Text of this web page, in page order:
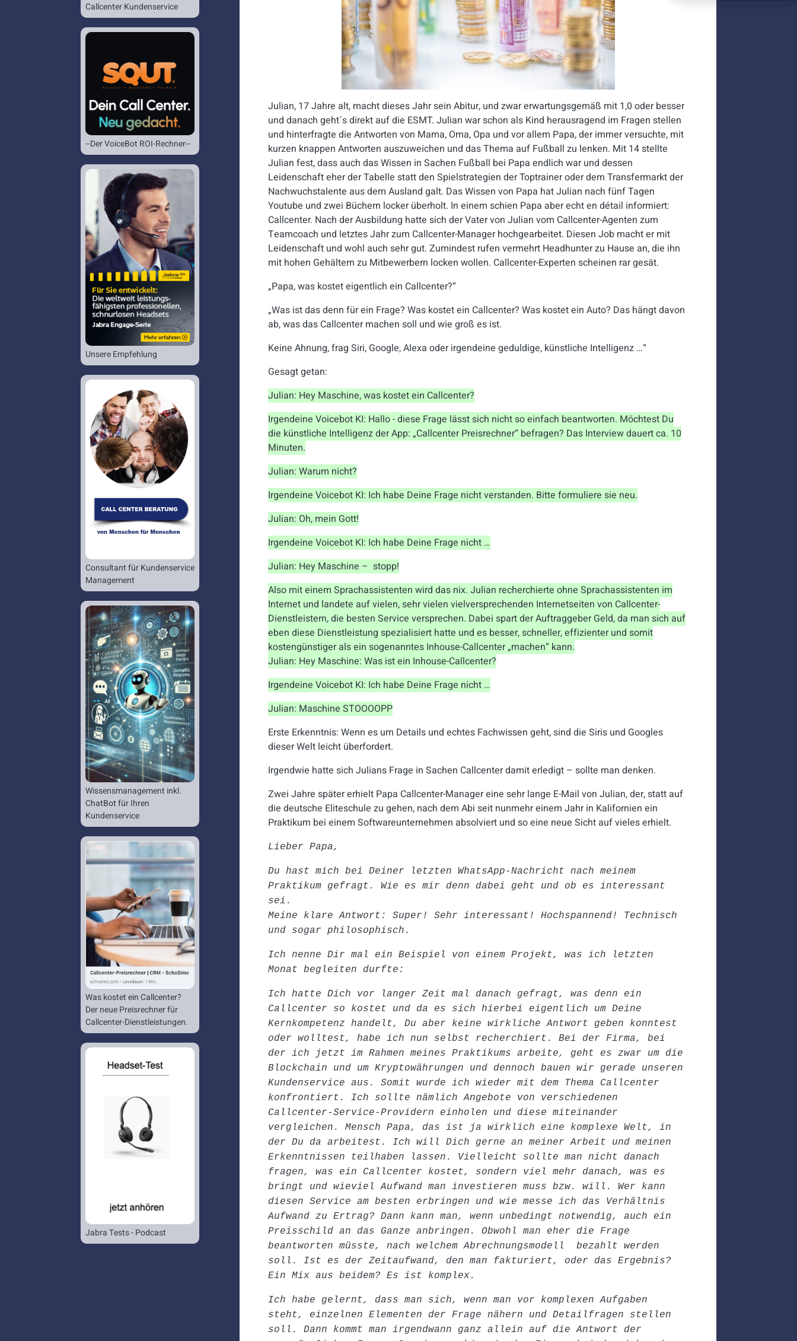
Julian, 17 Jahre alt, macht dieses Jahr sein Abitur, und zwar erwartungsgemäß mit 1,0 oder besser
und danach geht´s direkt auf die ESMT. Julian war schon als Kind herausragend im Fragen stellen
und hinterfragte die Antworten von Mama, Oma, Opa und vor allem Papa, der immer versuchte, mit
kurzen knappen Antworten auszuweichen und das Thema auf Fußball zu lenken. Mit 14 stellte
Julian fest, dass auch das Wissen in Sachen Fußball bei Papa endlich war und dessen
Leidenschaft eher der Tabelle statt den Spielstrategien der Toptrainer oder dem Transfermarkt der
Nachwuchstalente aus dem Ausland galt. Das Wissen von Papa hat Julian nach fünf Tagen
Youtube und zwei Büchern locker überholt. In einem schien Papa aber echt en détail informiert:
Callcenter. Nach der Ausbildung hatte sich der Vater von Julian vom Callcenter-Agenten zum
Teamcoach und letztes Jahr zum Callcenter-Manager hochgearbeitet. Diesen Job macht er mit
Leidenschaft und wohl auch sehr gut. Zumindest rufen vermehrt Headhunter zu Hause an, die ihn
mit hohen Gehältern zu Mitbewerbern locken wollen. Callcenter-Experten scheinen rar gesät.
„Papa, was kostet eigentlich ein Callcenter?“
„Was ist das denn für ein Frage? Was kostet ein Callcenter? Was kostet ein Auto? Das hängt davon
ab, was das Callcenter machen soll und wie groß es ist.
Keine Ahnung, frag Siri, Google, Alexa oder irgendeine geduldige, künstliche Intelligenz …“
Gesagt getan:
Julian: Hey Maschine, was kostet ein Callcenter?
Irgendeine Voicebot KI: Hallo - diese Frage lässt sich nicht so einfach beantworten. Möchtest Du
die künstliche Intelligenz der App: „Callcenter Preisrechner“ befragen? Das Interview dauert ca. 10
Minuten.
Julian: Warum nicht?
Irgendeine Voicebot KI: Ich habe Deine Frage nicht verstanden. Bitte formuliere sie neu.
Julian: Oh, mein Gott!
Irgendeine Voicebot KI: Ich habe Deine Frage nicht …
Julian: Hey Maschine – stopp!
Also mit einem Sprachassistenten wird das nix. Julian recherchierte ohne Sprachassistenten im
Internet und landete auf vielen, sehr vielen vielversprechenden Internetseiten von Callcenter-
Dienstleistern, die besten Service versprechen. Dabei spart der Auftraggeber Geld, da man sich auf
eben diese Dienstleistung spezialisiert hatte und es besser, schneller, effizienter und somit
kostengünstiger als ein sogenanntes Inhouse-Callcenter „machen“ kann.
Julian: Hey Maschine: Was ist ein Inhouse-Callcenter?
Irgendeine Voicebot KI: Ich habe Deine Frage nicht …
Julian: Maschine STOOOOPP
Erste Erkenntnis: Wenn es um Details und echtes Fachwissen geht, sind die Siris und Googles
dieser Welt leicht überfordert.
Irgendwie hatte sich Julians Frage in Sachen Callcenter damit erledigt – sollte man denken.
Zwei Jahre später erhielt Papa Callcenter-Manager eine sehr lange E-Mail von Julian, der, statt auf
die deutsche Eliteschule zu gehen, nach dem Abi seit nunmehr einem Jahr in Kalifornien ein
Praktikum bei einem Softwareunternehmen absolviert und so eine neue Sicht auf vieles erhielt.
Lieber Papa,
Du hast mich bei Deiner letzten WhatsApp-Nachricht nach meinem
Praktikum gefragt. Wie es mir denn dabei geht und ob es interessant
sei.
Meine klare Antwort: Super! Sehr interessant! Hochspannend! Technisch
und sogar philosophisch.
Ich nenne Dir mal ein Beispiel von einem Projekt, was ich letzten
Monat begleiten durfte:
Ich hatte Dich vor langer Zeit mal danach gefragt, was denn ein
Callcenter so kostet und da es sich hierbei eigentlich um Deine
Kernkompetenz handelt, Du aber keine wirkliche Antwort geben konntest
oder wolltest, habe ich nun selbst recherchiert. Bei der Firma, bei
der ich jetzt im Rahmen meines Praktikums arbeite, geht es zwar um die
Blockchain und um Kryptowährungen und dennoch bauen wir gerade unseren
Kundenservice aus. Somit wurde ich wieder mit dem Thema Callcenter
konfrontiert. Ich sollte nämlich Angebote von verschiedenen
Callcenter-Service-Providern einholen und diese miteinander
vergleichen. Mensch Papa, das ist ja wirklich eine komplexe Welt, in
der Du da arbeitest. Ich will Dich gerne an meiner Arbeit und meinen
Erkenntnissen teilhaben lassen. Vielleicht sollte man nicht danach
fragen, was ein Callcenter kostet, sondern viel mehr danach, was es
bringt und wieviel Aufwand man investieren muss bzw. will. Wer kann
diesen Service am besten erbringen und wie messe ich das Verhältnis
Aufwand zu Ertrag? Dann kann man, wenn unbedingt notwendig, auch ein
Preisschild an das Ganze anbringen. Obwohl man eher die Frage
beantworten müsste, nach welchem Abrechnungsmodell bezahlt werden
soll. Ist es der Zeitaufwand, den man fakturiert, oder das Ergebnis?
Ein Mix aus beidem? Es ist komplex.
Ich habe gelernt, dass man sich, wenn man vor komplexen Aufgaben
steht, einzelnen Elementen der Frage nähern und Detailfragen stellen
soll. Dann kommt man irgendwann ganz allein auf die Antwort der
Callcenter Kundenservice
--Der VoiceBot ROI-Rechner--
Unsere Empfehlung
Consultant für Kundenservice
Management
Wissensmanagement inkl.
ChatBot für Ihren
Kundenservice
Was kostet ein Callcenter?
Der neue Preisrechner für
Callcenter-Dienstleistungen.
Jabra Tests - Podcast